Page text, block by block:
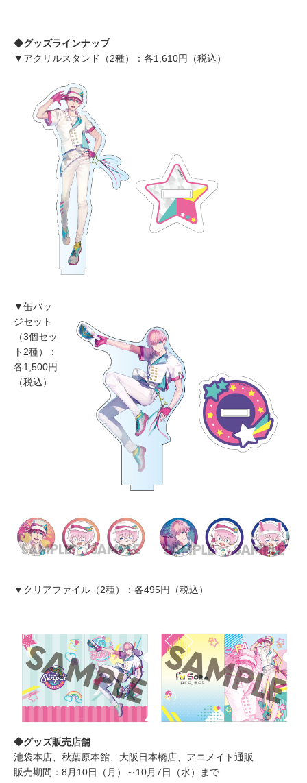
◆グッズラインナップ
▼アクリルスタンド（2種）：各1,610円（税込）
▼缶バッ
ジセット
（3個セッ
ト2種）：
各1,500円
（税込）
▼クリアファイル（2種）：各495円（税込）
◆グッズ販売店舗
池袋本店、秋葉原本館、大阪日本橋店、アニメイト通販
販売期間：8月10日（月）～10月7日（水）まで